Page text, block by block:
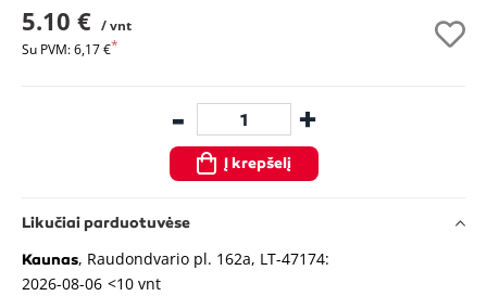
5.10 € / vnt
Su PVM: 6,17 €
- +
Į krepšelį
Likučiai parduotuvėse
Kaunas, Raudondvario pl. 162a, LT-47174:
2026-08-06 <10 vnt